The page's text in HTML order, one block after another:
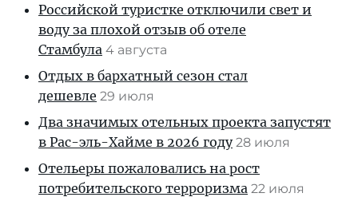
Российской туристке отключили свет и
воду за плохой отзыв об отеле
Стамбула 4 августа
Отдых в бархатный сезон стал
дешевле 29 июля
Два значимых отельных проекта запустят
в Рас-эль-Хайме в 2026 году 28 июля
Отельеры пожаловались на рост
потребительского терроризма 22 июля